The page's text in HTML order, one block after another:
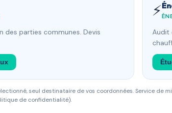
des parties communes. Devis
⚡
Audit
seul destinataire de vos coordonnées. Service de
de confidentialité).